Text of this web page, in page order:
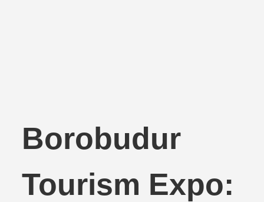
Borobudur
Tourism Expo: